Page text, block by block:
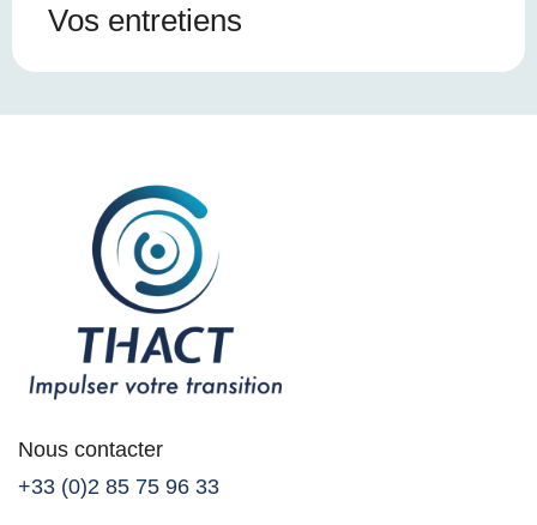
Vos entretiens
Nous contacter
+33 (0)2 85 75 96 33